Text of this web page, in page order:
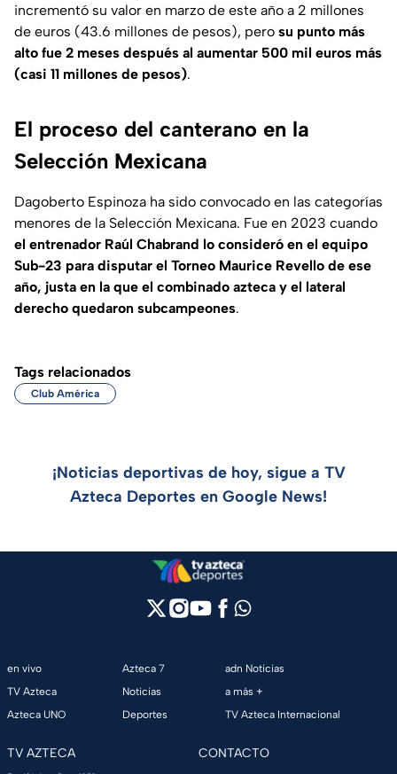
incrementó su valor en marzo de este año a 2 millones
de euros (43.6 millones de pesos), pero su punto más
alto fue 2 meses después al aumentar 500 mil euros más
(casi 11 millones de pesos).
El proceso del canterano en la
Selección Mexicana
Dagoberto Espinoza ha sido convocado en las categorías
menores de la Selección Mexicana. Fue en 2023 cuando
el entrenador Raúl Chabrand lo consideró en el equipo
Sub-23 para disputar el Torneo Maurice Revello de ese
año, justa en la que el combinado azteca y el lateral
derecho quedaron subcampeones.
Tags relacionados
Club América
¡Noticias deportivas de hoy, sigue a TV
Azteca Deportes en Google News!
en vivo
TV Azteca
Azteca UNO
Azteca 7
Noticias
Deportes
adn Noticias
a más +
TV Azteca Internacional
TV AZTECA CONTACTO